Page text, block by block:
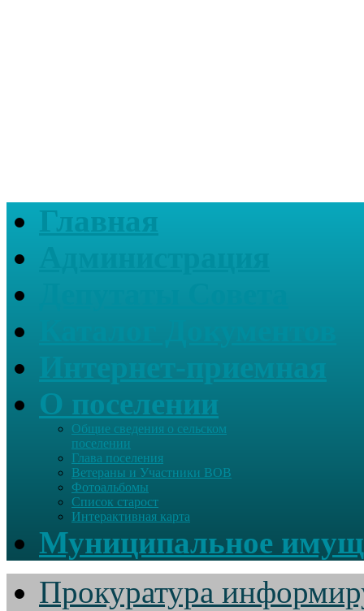
Главная
О поселении
Общие сведения о сельском
поселении
Глава поселения
Ветераны и Участники ВОВ
Фотоальбомы
Список старост
Интерактивная карта
Муниципальное
Прокуратура